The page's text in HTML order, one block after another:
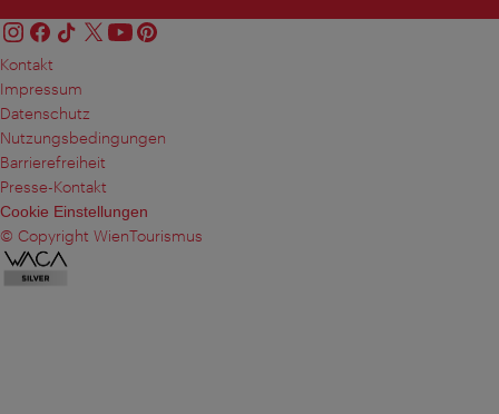
Kontakt
Impressum
Datenschutz
Nutzungsbedingungen
Barrierefreiheit
Presse-Kontakt
Cookie Einstellungen
© Copyright WienTourismus